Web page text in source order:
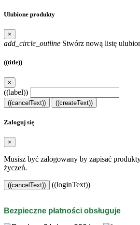
Ulubione produkty
×
add_circle_outline Stwórz nową listę
((title))
×
((label))
((cancelText)) ((createText))
Zaloguj się
×
Musisz być zalogowany by zapisać
życzeń.
((cancelText)) ((loginText))
Bezpieczne płatności obsługuje